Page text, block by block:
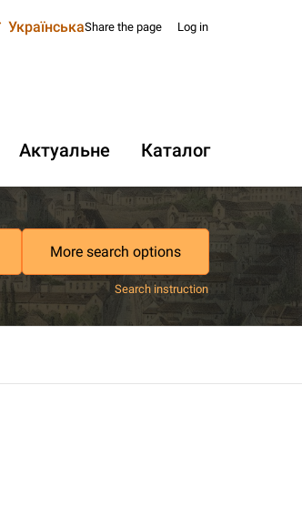
УкраїнськаShare the page Log in
Актуальне Каталог
More search options
Search instruction